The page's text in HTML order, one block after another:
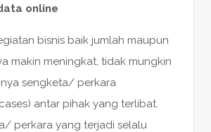
online
bisnis baik jumlah maupun
makin meningkat, tidak mungkin
sengketa/ perkara
antar pihak yang terlibat.
perkara yang terjadi selalu